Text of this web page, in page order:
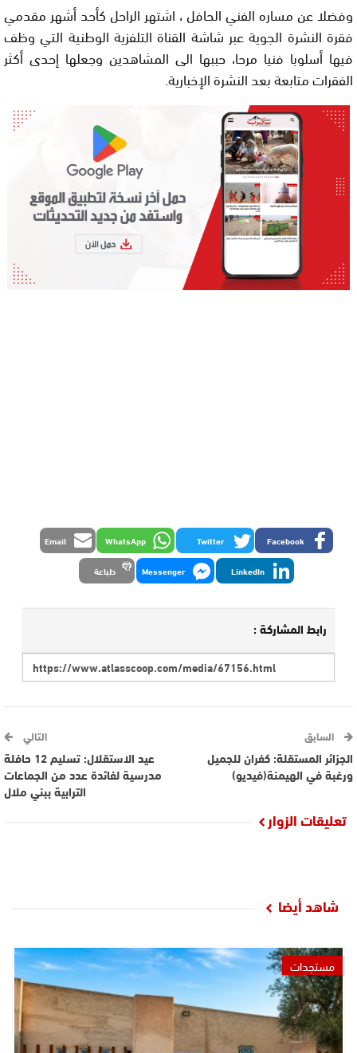
وفضلا عن مساره الفني الحافل ، اشتهر الراحل كأحد أشهر مقدمي
فقرة النشرة الجوية عبر شاشة القناة التلفزية الوطنية التي وظف
فيها أسلوبا فنيا مرحا، حببها الى المشاهدين وجعلها إحدى أكثر
الفقرات متابعة بعد النشرة الإخبارية.
Facebook
Twitter
WhatsApp
Email
LinkedIn
Messenger طباعة
رابط المشاركة :
السابق
الجزائر المستقلة: كفران للجميل
ورغبة في الهيمنة(فيديو)
التالي
عيد الاستقلال: تسليم 12 حافلة
مدرسية لفائدة عدد من الجماعات
الترابية ببني ملال
تعليقات الزوار
شاهد أيضا
مستجدات